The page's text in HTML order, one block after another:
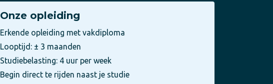
Onze opleiding
Erkende opleiding met vakdiploma
Looptijd: ± 3 maanden
Studiebelasting: 4 uur per week
Begin direct te rijden naast je studie